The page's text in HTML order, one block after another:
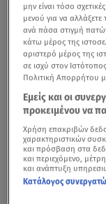
μην είναι τόσο
μενού για να
ανά πάσα στιγμή
κάτω μέρος της
αριστερό μέρος της
σε ισχύ στον
Πολιτική Απορρήτου
Εμείς και οι
προκειμένου να
Χρήση επακριβών
χαρακτηριστικών
και πρόσβαση στα
και περιεχόμενο,
και ανάπτυξη
Κατάλογος